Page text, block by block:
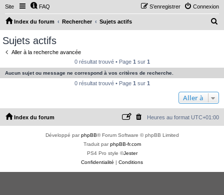
Site FAQ Connexion
S’enregistrer
Index du forum Rechercher Sujets actifs
e
c
e
Sujets actifs
Aller à la recherche avancée
0 résultat trouvé • Page 1 sur 1
Aucun sujet ou message ne correspond à vos critères de recherche.
0 résultat trouvé • Page 1 sur 1
Aller à
Index du forum Heures au format UTC+01:00
Développé parphpBB® Forum Software © phpBB Limited
Traduit parphpBB-fr.com
PS4 Pro style ©Jester
Confidentialité | Conditions